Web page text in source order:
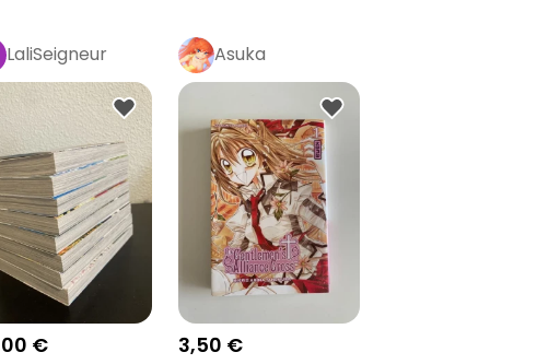
LaliSeigneur
€
Asuka
3,50 €